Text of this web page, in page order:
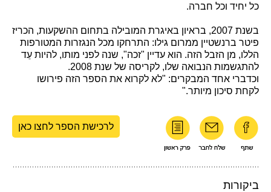
כל יחיד וכל חברה.
בשנת 2007, בראיון באיגרת המובילה בתחום ההשקעות, הכריז
פיטר ברנשטיין ממרום גילו: התרחקו מכל הנגזרות המטורפות
הללו, מן הזבל הזה. הוא עדיין "זכה", שנה לפני מותו, להיות עֵד
להתגשמות הנבואה שלו, לקריסה של שנת 2008.
וכדברי אחד המבקרים: "לא לקרוא את הספר הזה פירושו
לקחת סיכון מיותר."
לרכישת הספר לחצו כאן
ביקורות